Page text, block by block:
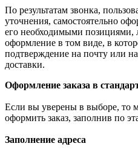
По результатам звонка,
уточнения, самостоятельно
его необходимыми позициями,
оформление в том виде, в
подтверждение на почту или
доставки.
Оформление заказа в
Если вы уверены в выборе, то
оформить заказ, заполнив по
Заполнение адреса